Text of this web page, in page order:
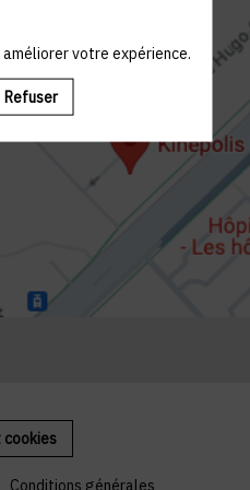
cookies
Conditions générales
votre expérience.
Refuser